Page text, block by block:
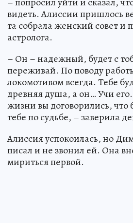
видеть. Алиссии пришлось
та собрала женский совет и
астролога.
– Он – надежный, будет с
переживай. По поводу
локомотивом всегда. Тебе
древняя душа, а он… Учи
жизни вы договорились, что
тебе по судьбе, – заверила
Алиссия успокоилась, но
писал и не звонил ей. Она
мириться первой.